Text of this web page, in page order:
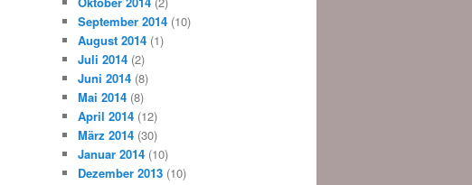
September 2014 (10)
August 2014 (1)
Juli 2014 (2)
Juni 2014 (8)
Mai 2014 (8)
April 2014 (12)
März 2014 (30)
Januar 2014 (10)
Dezember 2013 (10)